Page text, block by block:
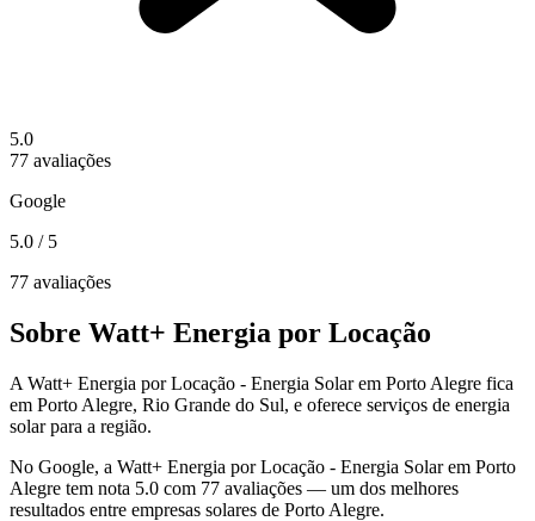
5.0
77 avaliações
Google
5.0 / 5
77 avaliações
Sobre Watt+ Energia por Locação
A Watt+ Energia por Locação - Energia Solar em Porto Alegre fica
em Porto Alegre, Rio Grande do Sul, e oferece serviços de energia
solar para a região.
No Google, a Watt+ Energia por Locação - Energia Solar em Porto
Alegre tem nota 5.0 com 77 avaliações — um dos melhores
resultados entre empresas solares de Porto Alegre.